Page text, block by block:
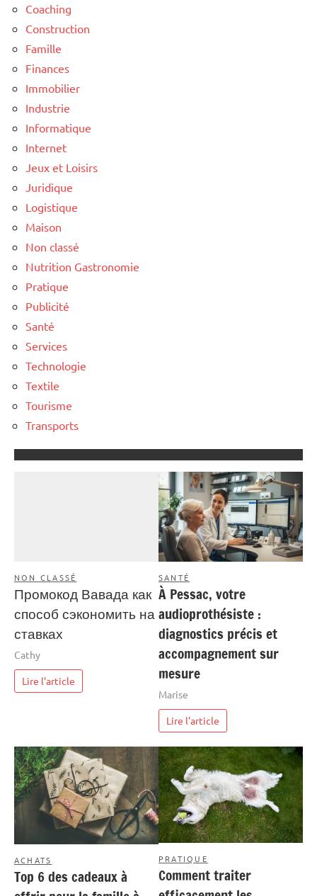
Coaching
Construction
Famille
Finances
Immobilier
Industrie
Informatique
Internet
Jeux et Loisirs
Juridique
Logistique
Maison
Non classé
Nutrition Gastronomie
Pratique
Publicité
Santé
Services
Technologie
Textile
Tourisme
Transports
NON CLASSÉ
Промокод Вавада как
способ сэкономить на
ставках
Cathy
Lire l'article
SANTÉ
À Pessac, votre
audioprothésiste :
diagnostics précis et
accompagnement sur
mesure
Marise
Lire l'article
ACHATS
Top 6 des cadeaux à
PRATIQUE
Comment traiter